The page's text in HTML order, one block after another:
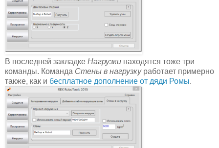
В последней закладке Нагрузки находятся тоже три
команды. Команда Стены в нагрузкуработает примерно
также, как и бесплатное дополнение от дяди Ромы.